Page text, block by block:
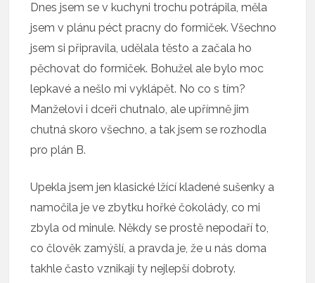
Dnes jsem se v kuchyni trochu potrápila, měla
jsem v plánu péct pracny do formiček. Všechno
jsem si připravila, udělala těsto a začala ho
pěchovat do formiček. Bohužel ale bylo moc
lepkavé a nešlo mi vyklápět. No co s tím?
Manželovi i dceři chutnalo, ale upřímně jim
chutná skoro všechno, a tak jsem se rozhodla
pro plán B.
Upekla jsem jen klasické lžící kladené sušenky a
namočila je ve zbytku hořké čokolády, co mi
zbyla od minule. Někdy se prostě nepodaří to,
co člověk zamýšlí, a pravda je, že u nás doma
takhle často vznikají ty nejlepší dobroty.